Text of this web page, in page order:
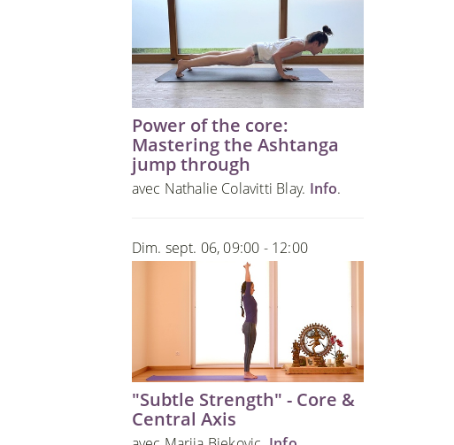
Power of the core:
Mastering the Ashtanga
jump through
avec Nathalie Colavitti Blay. Info.
Dim. sept. 06, 09:00 - 12:00
"Subtle Strength" - Core &
Central Axis